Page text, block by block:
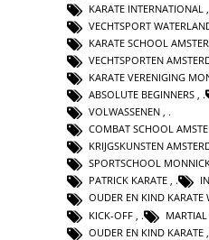
KARATE INTERNATIONAL
VECHTSPORT
KARATE SCHOOL
VECHTSPORTEN
KARATE VERENIGING
ABSOLUTE BEGINNERS ,
VOLWASSENEN ,
COMBAT SCHOOL
KRIJGSKUNSTEN
SPORTSCHOOL
PATRICK KARATE ,
OUDER EN KIND KARATE
KICK-OFF
OUDER EN KIND KARATE